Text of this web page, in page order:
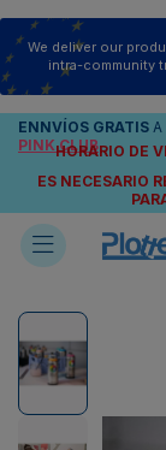
We deliver our
intra-community
ENNVÍOS GRATIS A
PINK CLUB
HORARIO DE
ES NECESARIO